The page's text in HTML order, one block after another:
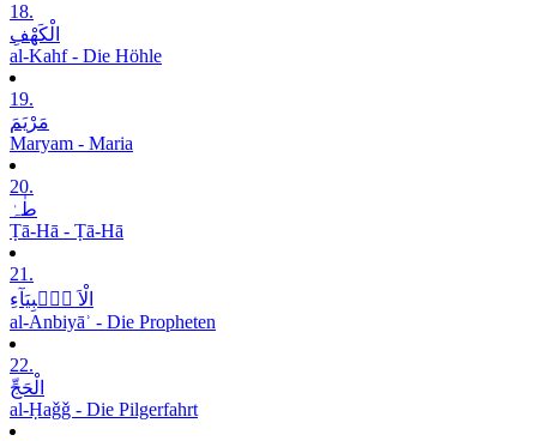
18.
الْکَھْفِ
al-Kahf - Die Höhle
19.
مَرْیَمَ
Maryam - Maria
20.
طٰہٰ
Ṭā-Hā - Ṭā-Hā
21.
الْاَ نۡۢبِیَآءِ
al-Anbiyāʾ - Die Propheten
22.
الْحَجِّ
al-Ḥaǧǧ - Die Pilgerfahrt